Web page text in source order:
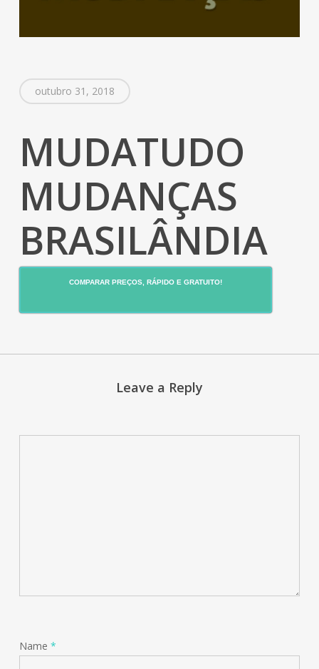
outubro 31, 2018
MUDATUDO
MUDANÇAS
BRASILÂNDIA
COMPARAR PREÇOS, RÁPIDO E GRATUITO!
Leave a Reply
Name *